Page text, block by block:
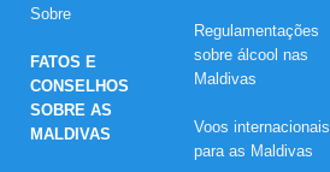
Sobre
FATOS E
CONSELHOS
SOBRE AS
MALDIVAS
Regulamentações
sobre álcool nas
Maldivas
Voos internacionais
para as Maldivas